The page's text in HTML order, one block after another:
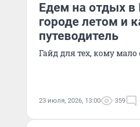
Едем на отдых в
городе летом и
путеводитель
Гайд для тех, кому
23 июля, 2026, 13:00 359